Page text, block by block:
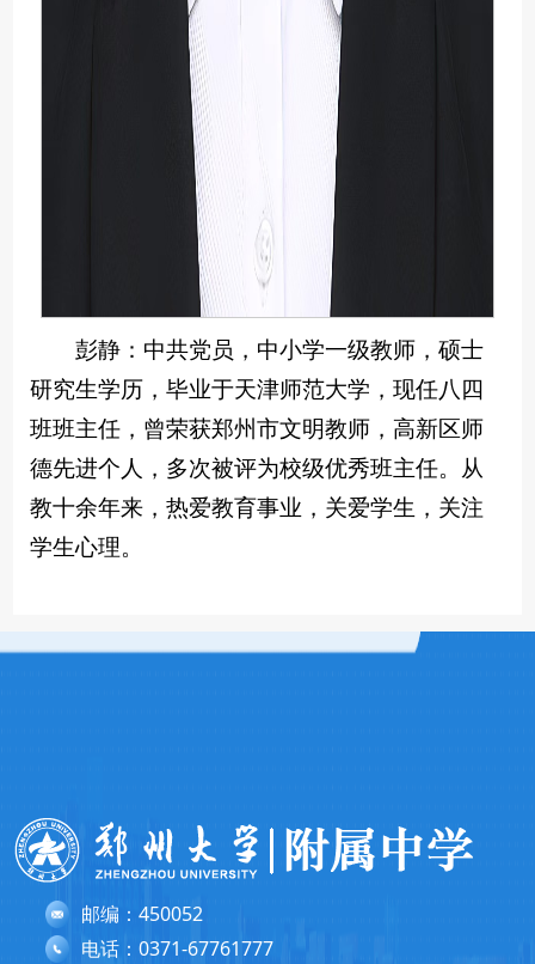
彭静：中共党员，中小学一级教师，硕士
研究生学历，毕业于天津师范大学，现任八四
班班主任，曾荣获郑州市文明教师，高新区师
德先进个人，多次被评为校级优秀班主任。从
教十余年来，热爱教育事业，关爱学生，关注
学生心理。
邮编：450052
电话：0371-67761777